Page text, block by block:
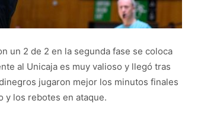
un 2 de 2 en la segunda fase se coloca
al Unicaja es muy valioso y llegó tras
jugaron mejor los minutos finales
y los rebotes en ataque.